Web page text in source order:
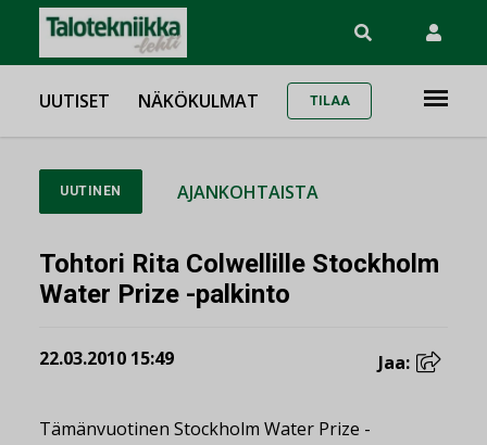
UUTISET NÄKÖKULMAT TILAA
UUTINEN AJANKOHTAISTA
Tohtori Rita Colwellille Stockholm
Water Prize -palkinto
22.03.2010 15:49 Jaa:
Tämänvuotinen Stockholm Water Prize -